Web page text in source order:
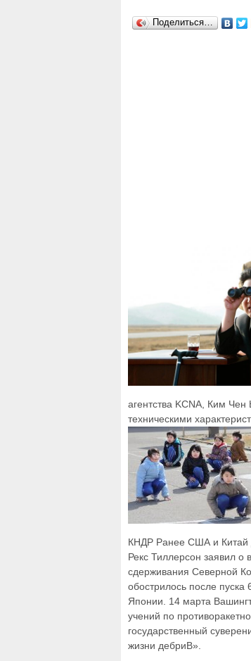
Поделиться…
агентства KCNA, Ким
техническими
КНДР Ранее США и Китай
Рекс Тиллерсон заявил
сдерживания Северной
обострилось после пуска
Японии. 14 марта
учений по
государственный
жизни дебриВ».